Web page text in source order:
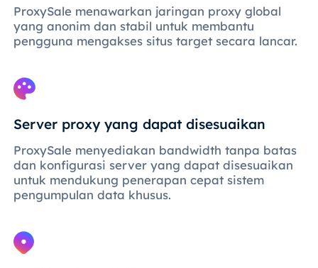
ProxySale menawarkan jaringan proxy global
yang anonim dan stabil untuk membantu
pengguna mengakses situs target secara lancar.
Server proxy yang dapat disesuaikan
ProxySale menyediakan bandwidth tanpa batas
dan konfigurasi server yang dapat disesuaikan
untuk mendukung penerapan cepat sistem
pengumpulan data khusus.